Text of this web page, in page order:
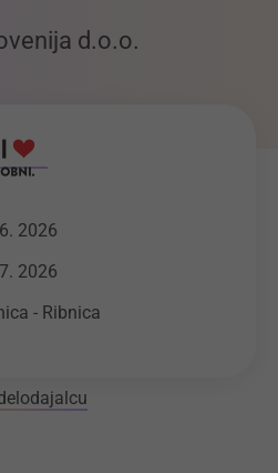
d.o.o.
2026
2026
- Ribnica